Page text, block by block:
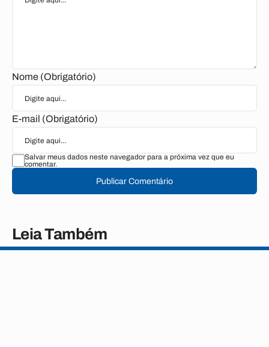
Nome (Obrigatório)
E-mail (Obrigatório)
Salvar meus dados neste navegador para a próxima vez que eu
comentar.
Publicar Comentário
Leia Também